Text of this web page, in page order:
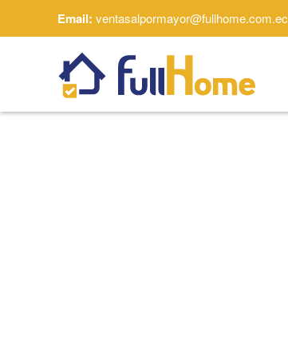
Email: ventasalpormayor@fullhome.com.ec